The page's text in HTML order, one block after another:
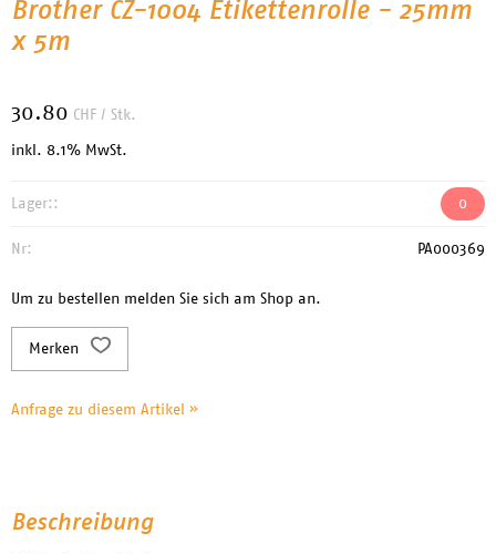
Brother CZ-1004 Etikettenrolle - 25mm
x 5m
30.80 CHF / Stk.
inkl. 8.1% MwSt.
Lager:: 0
Nr: PA000369
Um zu bestellen melden Sie sich am Shop an.
Merken
Anfrage zu diesem Artikel »
Beschreibung